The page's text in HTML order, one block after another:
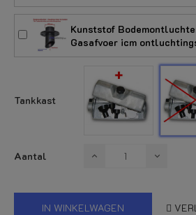
Kunststof
Gasafvoer icm
Tankkast
Tankkast
Aantal
IN WINKELWAGEN